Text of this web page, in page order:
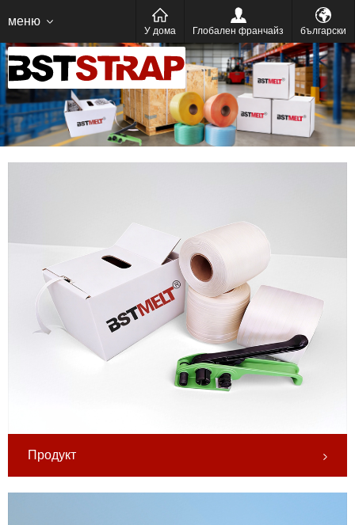
меню
У дома Глобален франчайз български
русский
Продукт